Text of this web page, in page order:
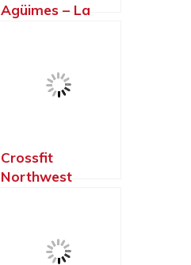
Agüimes – La
Crossfit
Northwest